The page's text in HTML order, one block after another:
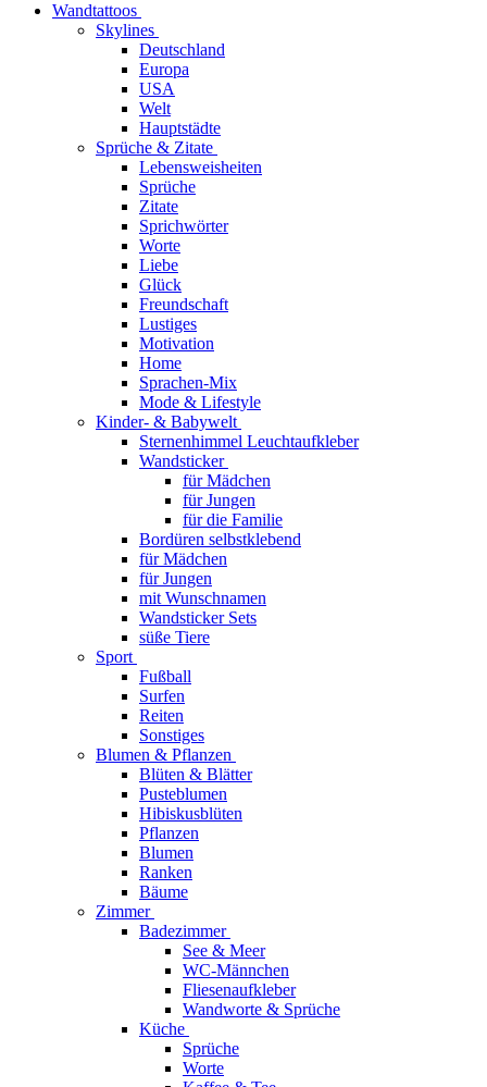
Wandtattoos
Skylines
Deutschland
Europa
USA
Welt
Hauptstädte
Sprüche & Zitate
Lebensweisheiten
Sprüche
Zitate
Sprichwörter
Worte
Liebe
Glück
Freundschaft
Lustiges
Motivation
Home
Sprachen-Mix
Mode & Lifestyle
Kinder- & Babywelt
Sternenhimmel Leuchtaufkleber
Wandsticker
für Mädchen
für Jungen
für die Familie
Bordüren selbstklebend
für Mädchen
für Jungen
mit Wunschnamen
Wandsticker Sets
süße Tiere
Sport
Fußball
Surfen
Reiten
Sonstiges
Blumen & Pflanzen
Blüten & Blätter
Pusteblumen
Hibiskusblüten
Pflanzen
Blumen
Ranken
Bäume
Zimmer
Badezimmer
See & Meer
WC-Männchen
Fliesenaufkleber
Wandworte & Sprüche
Küche
Sprüche
Worte